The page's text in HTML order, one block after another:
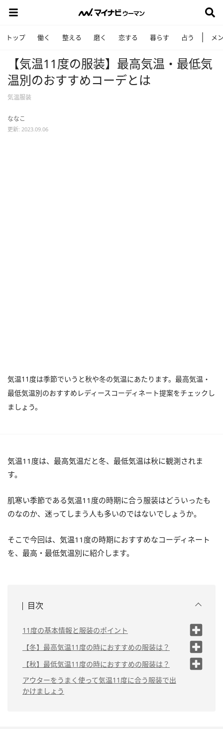
トップ 働く 整える 磨く 恋する 暮らす 占う メ
【気温11度の服装】最高気温・最低気
温別のおすすめコーデとは
気温服装
ななこ
更新: 2023.09.06
気温11度は季節でいうと秋や冬の気温にあたります。最高気温・
最低気温別のおすすめレディースコーディネート提案をチェックし
ましょう。
気温11度は、最高気温だと冬、最低気温は秋に観測されま
す。
肌寒い季節である気温11度の時期に合う服装はどういったも
のなのか、迷ってしまう人も多いのではないでしょうか。
そこで今回は、気温11度の時期におすすめなコーディネート
を、最高・最低気温別に紹介します。
目次
11度の基本情報と服装のポイント
最高気温11度の場
合
最低気温11度の場
合
【冬】最高気温11度の時におすすめの服装は？
カジュアルコーデの
場合
きれいめコーデの場
合
【秋】最低気温11度の時におすすめの服装は？
カジュアルコーデの
場合
アウターをうまく使って気温11度に合う服装で出
かけましょう